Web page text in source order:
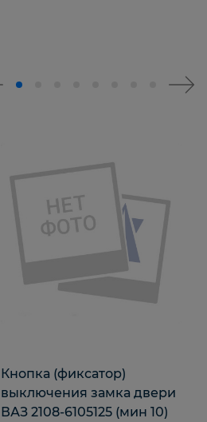
Кнопка (фиксатор)
выключения замка двери
ВАЗ 2108-6105125 (мин 10)